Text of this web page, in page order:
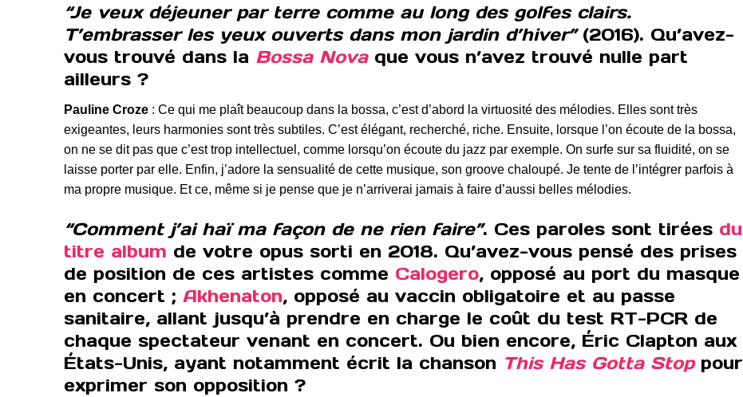
“Je veux déjeuner par terre comme au long des golfes clairs.
T’embrasser les yeux ouverts dans mon jardin d’hiver”(2016). Qu’avez-
vous trouvé dans la Bossa Novaque vous n’avez trouvé nulle part
ailleurs ?
Pauline Croze : Ce qui me plaît beaucoup dans la bossa, c’est d’abord la virtuosité des mélodies. Elles sont très
exigeantes, leurs harmonies sont très subtiles. C’est élégant, recherché, riche. Ensuite, lorsque l’on écoute de la bossa,
on ne se dit pas que c’est trop intellectuel, comme lorsqu’on écoute du jazz par exemple. On surfe sur sa fluidité, on se
laisse porter par elle. Enfin, j’adore la sensualité de cette musique, son groove chaloupé. Je tente de l’intégrer parfois à
ma propre musique. Et ce, même si je pense que je n’arriverai jamais à faire d’aussi belles mélodies.
“Comment j’ai haï ma façon de ne rien faire”. Ces paroles sont tirées du
titre album de votre opus sorti en 2018. Qu’avez-vous pensé des prises
de position de ces artistes comme Calogero, opposé au port du masque
en concert ; Akhenaton, opposé au vaccin obligatoire et au passe
sanitaire, allant jusqu’à prendre en charge le coût du test RT-PCR de
chaque spectateur venant en concert. Ou bien encore, Éric Clapton aux
États-Unis, ayant notamment écrit la chanson This Has Gotta Stoppour
exprimer son opposition ?